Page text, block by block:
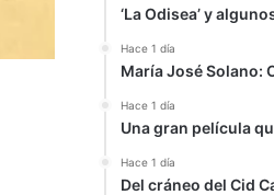
‘La Odisea’ y
Hace 1 día
María José Solano:
Hace 1 día
Una gran película
Hace 1 día
Del cráneo del Cid